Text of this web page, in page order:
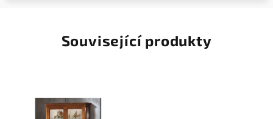
Související produkty